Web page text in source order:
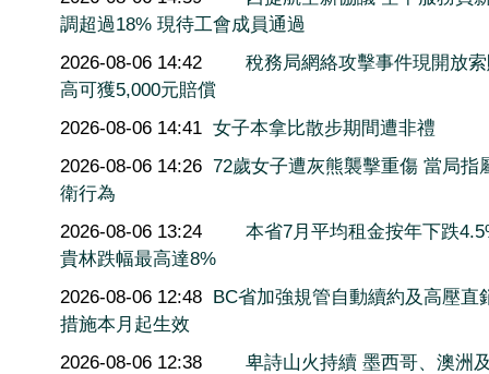
調超過18% 現待工會成員通過
2026-08-06 14:42
稅務局網絡攻擊事件現開放
高可獲5,000元賠償
2026-08-06 14:41 女子本拿比散步期間遭非禮
2026-08-06 14:26 72歲女子遭灰熊襲擊重傷 當局指
衛行為
2026-08-06 13:24
本省7月平均租金按年下跌
貴林跌幅最高達8%
2026-08-06 12:48 BC省加強規管自動續約及高壓直
措施本月起生效
2026-08-06 12:38
卑詩山火持續 墨西哥、澳洲